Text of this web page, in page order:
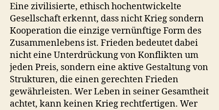
Eine zivilisierte, ethisch hochentwickelte
Gesellschaft erkennt, dass nicht Krieg sondern
Kooperation die einzige vernünftige Form des
Zusammenlebens ist. Frieden bedeutet dabei
nicht eine Unterdrückung von Konflikten um
jeden Preis, sondern eine aktive Gestaltung von
Strukturen, die einen gerechten Frieden
gewährleisten. Wer Leben in seiner Gesamtheit
achtet, kann keinen Krieg rechtfertigen. Wer